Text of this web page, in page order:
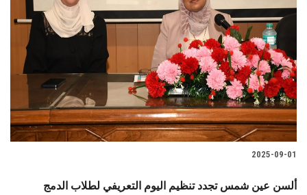
2025-09-01
ألسن عين شمس تجدد تنظيم اليوم التعريفي لطلاب الدمج